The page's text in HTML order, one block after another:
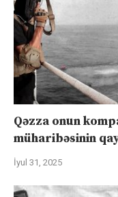
Qəzza onun
müharibəsinin
İyul 31, 2025